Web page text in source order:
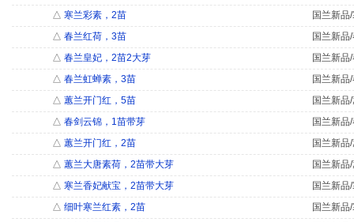
△ 寒兰彩素，2苗
国兰新品
△ 春兰红荷，3苗
国兰新品
△ 春兰皇妃，2苗2大芽
国兰新品
△ 春兰虹蝉素，3苗
国兰新品
△ 蕙兰开门红，5苗
国兰新品
△ 春剑云锦，1苗带芽
国兰新品
△ 蕙兰开门红，2苗
国兰新品
△ 蕙兰大唐素荷，2苗带大芽
国兰新品
△ 寒兰香妃献宝，2苗带大芽
国兰新品
△ 细叶寒兰红素，2苗
国兰新品